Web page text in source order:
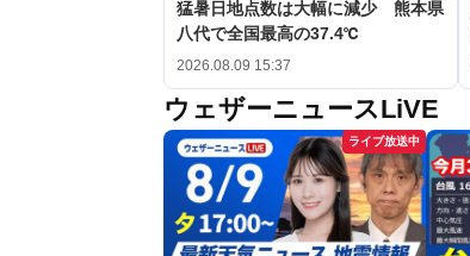
猛暑日地点数は大幅に減少 熊本県
八代で全国最高の37.4℃
2026.08.09 15:37
ウェザーニュースLiVE
ライブ放送中